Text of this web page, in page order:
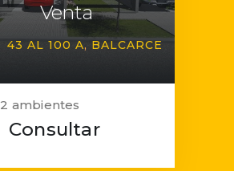
Venta
43 AL 100 A BALCARCE
2 ambientes
Consultar